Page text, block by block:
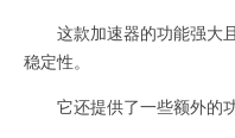
这款加速器的功能强大且
稳定性。
它还提供了一些额外的功